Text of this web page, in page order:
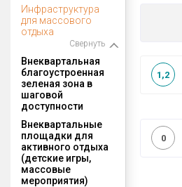
Инфраструктура
для массового
отдыха
Свернуть
Внеквартальная
благоустроенная
зеленая зона в
шаговой
доступности
1,2
Внеквартальные
площадки для
активного отдыха
(детские игры,
массовые
мероприятия)
0